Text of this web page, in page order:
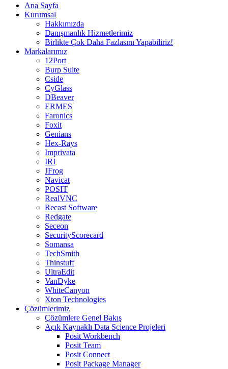
Ana Sayfa
Kurumsal
Hakkımızda
Danışmanlık Hizmetlerimiz
Birlikte Çok Daha Fazlasını Yapabiliriz!
Markalarımız
12Port
Burp Suite
Cside
CyGlass
DBeaver
ERMES
Faronics
Foxit
Genians
Hex-Rays
Imprivata
IRI
JFrog
Navicat
POSIT
RealVNC
Recast Software
Redgate
Seceon
SecurityScorecard
Somansa
TechSmith
Thinstuff
UltraEdit
VanDyke
WhiteCanyon
Xton Technologies
Çözümlerimiz
Çözümlere Genel Bakış
Açık Kaynaklı Data Science Projeleri
Posit Workbench
Posit Team
Posit Connect
Posit Package Manager